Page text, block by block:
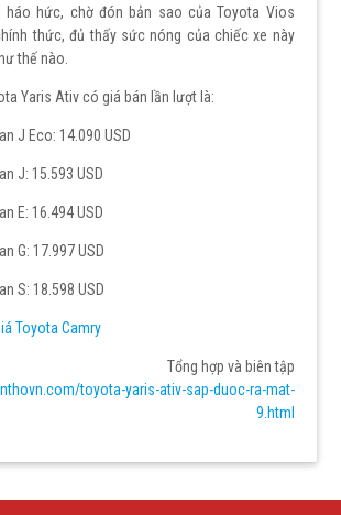
háo hức, chờ đón bản sao của Toyota Vios
thức, đủ thấy sức nóng của chiếc xe này
thế nào.
Yaris Ativ có giá bán lần lượt là:
J Eco: 14.090 USD
J: 15.593 USD
E: 16.494 USD
G: 17.997 USD
S: 18.598 USD
Toyota Camry
Tổng hợp và biên tập
toyota-yaris-ativ-sap-duoc-ra-mat-
9.html